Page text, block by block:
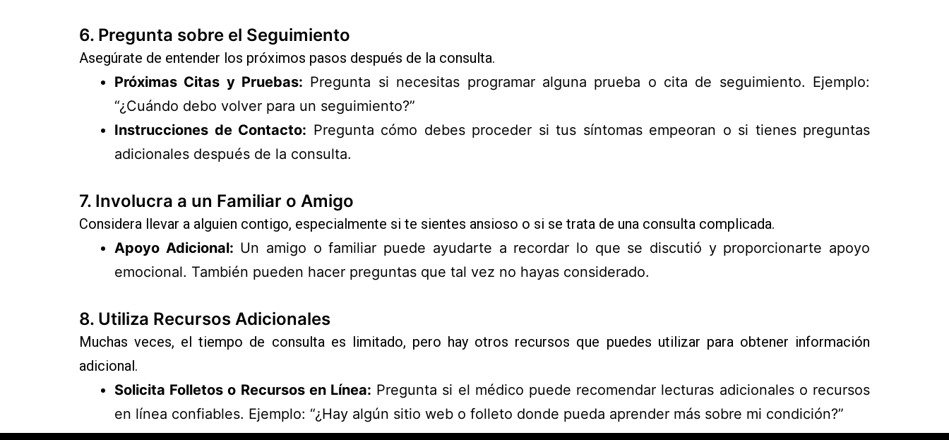
6. Pregunta sobre el Seguimiento
Asegúrate de entender los próximos pasos después de la consulta.
Próximas Citas y Pruebas: Pregunta si necesitas programar alguna prueba o cita de seguimiento. Ejemplo:
“¿Cuándo debo volver para un seguimiento?”
Instrucciones de Contacto: Pregunta cómo debes proceder si tus síntomas empeoran o si tienes preguntas
adicionales después de la consulta.
7. Involucra a un Familiar o Amigo
Considera llevar a alguien contigo, especialmente si te sientes ansioso o si se trata de una consulta complicada.
Apoyo Adicional: Un amigo o familiar puede ayudarte a recordar lo que se discutió y proporcionarte apoyo
emocional. También pueden hacer preguntas que tal vez no hayas considerado.
8. Utiliza Recursos Adicionales
Muchas veces, el tiempo de consulta es limitado, pero hay otros recursos que puedes utilizar para obtener información
adicional.
Solicita Folletos o Recursos en Línea: Pregunta si el médico puede recomendar lecturas adicionales o recursos
en línea confiables. Ejemplo: “¿Hay algún sitio web o folleto donde pueda aprender más sobre mi condición?”